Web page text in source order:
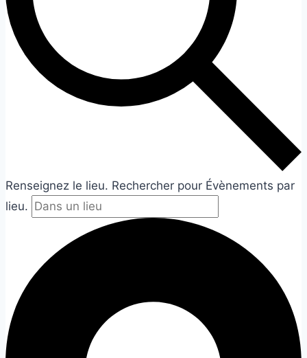
Renseignez le lieu. Rechercher pour Évènements par
lieu.